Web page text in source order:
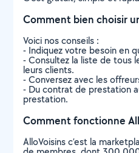
Comment bien choisir
Voici nos conseils :
- Indiquez votre besoin en
- Consultez la liste de tous
leurs clients.
- Conversez avec les
- Du contrat de prestation
prestation.
Comment fonctionne
AlloVoisins c’est la